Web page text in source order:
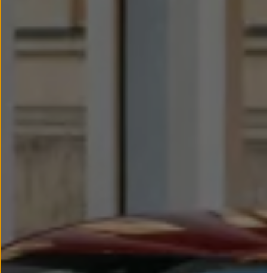
Faros y lunas
Carrocería y pintura
Recambios Volkswagen
Información sobre Diésel XTL
Suscripción de mantenimiento Long Drive
Modelos anteriores